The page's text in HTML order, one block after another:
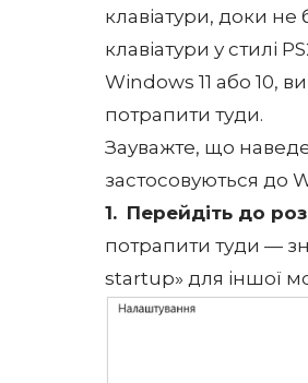
клавіатури, доки не
клавіатури у стилі
Windows 11 або 10,
потрапити туди.
Зауважте, що
застосовуються до
1. Перейдіть до
потрапити туди —
startup» для іншої